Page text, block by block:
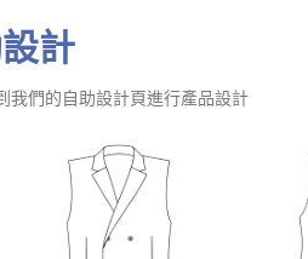
計
我們的自助設計頁進行產品設計